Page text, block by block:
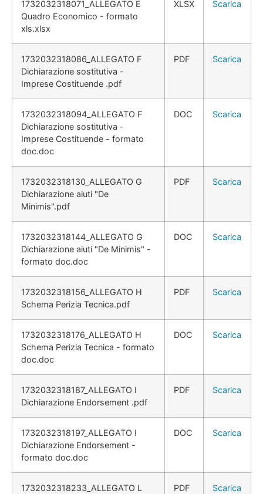
1732032318071_ALLEGATO E
Quadro Economico - formato
xls.xlsx
XLSX Scarica
1732032318086_ALLEGATO F
Dichiarazione sostitutiva -
Imprese Costituende .pdf
PDF Scarica
1732032318094_ALLEGATO F
Dichiarazione sostitutiva -
Imprese Costituende - formato
doc.doc
DOC Scarica
1732032318130_ALLEGATO G
Dichiarazione aiuti "De
Minimis".pdf
PDF Scarica
1732032318144_ALLEGATO G
Dichiarazione aiuti "De Minimis" -
formato doc.doc
DOC Scarica
1732032318156_ALLEGATO H
Schema Perizia Tecnica.pdf
PDF Scarica
1732032318176_ALLEGATO H
Schema Perizia Tecnica - formato
doc.doc
DOC Scarica
1732032318187_ALLEGATO I
Dichiarazione Endorsement .pdf
PDF Scarica
1732032318197_ALLEGATO I
Dichiarazione Endorsement -
formato doc.doc
DOC Scarica
1732032318233_ALLEGATO L
PDF Scarica